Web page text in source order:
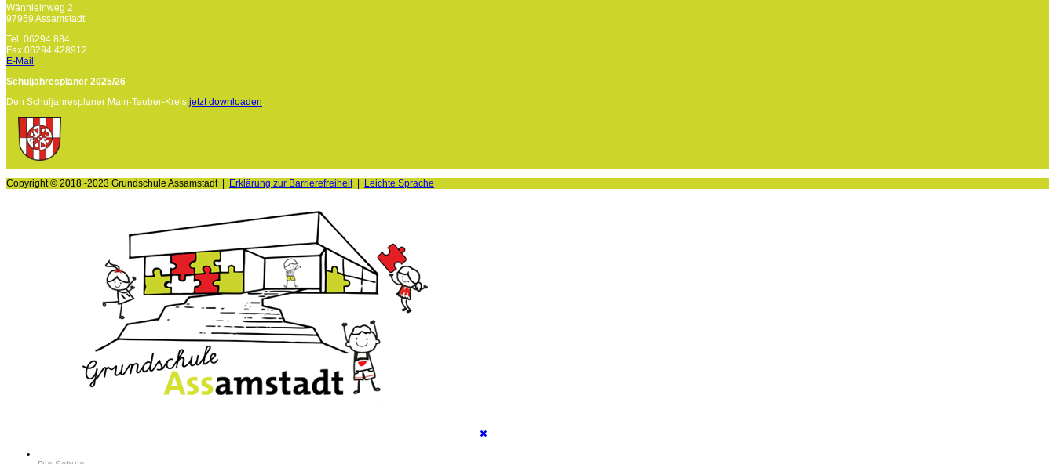
Wännleinweg 2
97959 Assamstadt
Tel. 06294 884
Fax 06294 428912
E-Mail
Schuljahresplaner 2025/26
Den Schuljahresplaner Main-Tauber-Kreis jetzt downloaden.
Copyright © 2018 -2023 Grundschule Assamstadt | Erklärung zur Barrierefreiheit| Leichte Sprache